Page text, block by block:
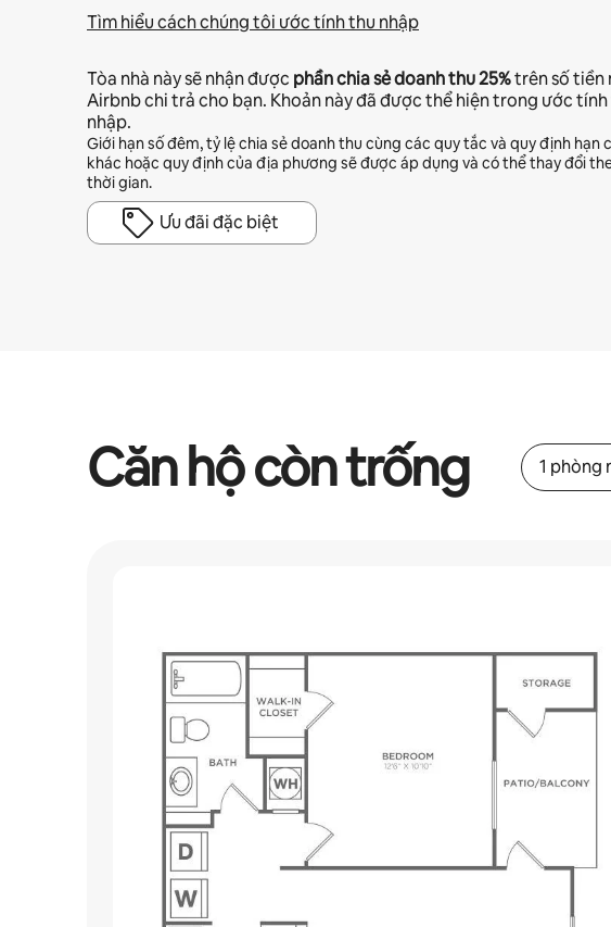
Tìm hiểu cách chúng tôi ước tính thu nhập
Tòa nhà này sẽ nhận được phần chia sẻ doanh thu25%trên số tiền
Airbnb chi trả cho bạn. Khoản này đã được thể hiện trong ước
nhập.
Giới hạn số đêm, tỷ lệ chia sẻ doanh thu cùng các quy tắc và quy định hạn
khác hoặc quy định của địa phương sẽ được áp dụng và có thể thay đổi
thời gian.
Ưu đãi đặc biệt
Căn hộ còn trống 1 phòng